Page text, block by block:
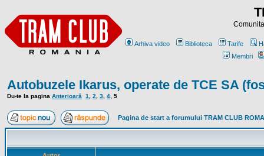
Arhiva video Biblioteca Tarife
Membri
Autobuzele Ikarus, operate de TCE SA
Du-te la pagina Anterioară 1 2 3 4 5
Pagina de start a forumului TRAM CLUB